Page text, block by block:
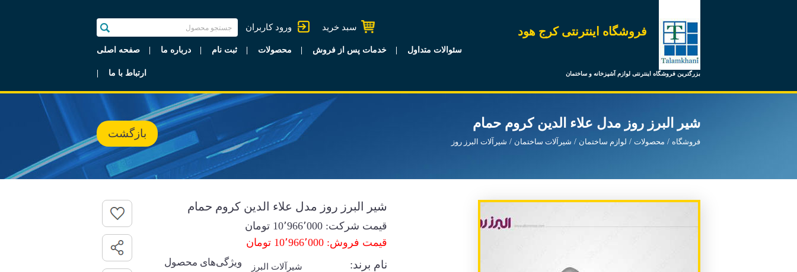
فروشگاه اینترنتی کرج هود
بزرگترین فروشگاه اینترنتی لوازم آشپزخانه و ساختمان
ورود کاربران سبد خرید
صفحه اصلی درباره ما ثبت نام محصولات خدمات پس از فروش سئوالات متداول
ارتباط با ما
شیر البرز روز مدل علاء الدین کروم حمام
فروشگاه محصولات لوازم ساختمان شیرآلات ساختمان شیرآلات البرز روز
بازگشت
شیر البرز روز مدل علاء الدین کروم حمام
قیمت شرکت: 10٬966٬000 تومان
قیمت فروش: 10٬966٬000 تومان
نام برند:
شیرآلات البرز
ویژگی‌های محصول